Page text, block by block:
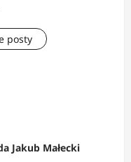
posty
Jakub Małecki